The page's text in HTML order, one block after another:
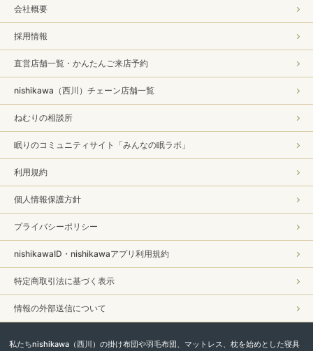
会社概要
採用情報
直営店舗一覧・かんたんご来店予約
nishikawa（西川）チェーン店舗一覧
ねむりの相談所
眠りのコミュニティサイト「みんなの眠ラボ」
利用規約
個人情報保護方針
プライバシーポリシー
nishikawaID・nishikawaアプリ利用規約
特定商取引法に基づく表示
情報の外部送信について
私たちnishikawa（西川）の掛け布団や羽毛布団、マットレス、枕を始めとした寝具